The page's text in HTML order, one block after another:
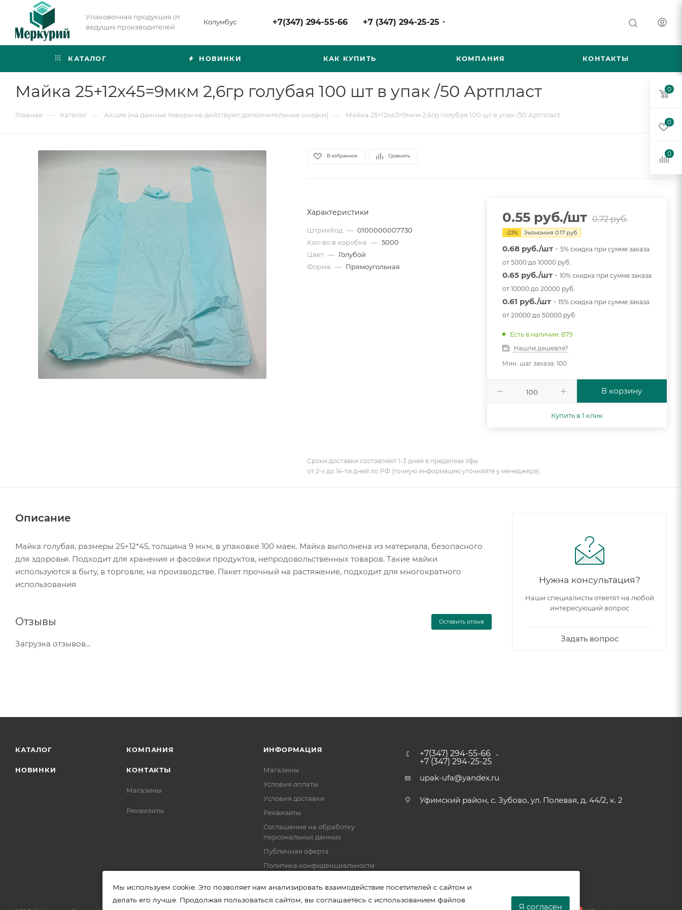
Упаковочная продукция от
ведущих производителей
Колумбус +7(347) 294-55-66 +7 (347) 294-25-25
КАТАЛОГ НОВИНКИ КАК КУПИТЬ КОМПАНИЯ КОНТАКТЫ
Майка 25+12х45=9мкм 2,6гр голубая 100 шт в упак /50 Артпласт
Главная — Каталог — Акция (на данные товары не действуют дополнительные скидки) — Майка 25+12х45=9мкм 2,6гр голубая 100 шт в упак /50 Артпласт
В избранное Сравнить
Характеристики
ШтрихКод — 0100000007730
Кол-во в коробке — 5000
Цвет — Голубой
Форма — Прямоугольная
0.55руб./шт 0.72руб.
-23% Экономия 0.17руб.
0.68 руб./шт- 5% скидка при сумме заказа
от 5000 до 10000 руб.
0.65 руб./шт- 10% скидка при сумме заказа
от 10000 до 20000 руб.
0.61 руб./шт- 15% скидка при сумме заказа
от 20000 до 50000 руб.
Есть в наличии: 879
Нашли дешевле?
Мин. шаг заказа: 100
В корзину
Купить в 1 клик
Сроки доставки составляют 1-3 дней в пределеах Уфы
от 2-х до 14-ти дней по РФ (точную информацию уточняйте у менеджера).
Описание
Майка голубая, размеры 25+12*45, толщина 9 мкм, в упаковке 100 маек. Майка выполнена из материала, безопасного
для здоровья. Подходит для хранения и фасовки продуктов, непродовольственных товаров. Такие майки
используются в быту, в торговле, на производстве. Пакет прочный на растяжение, подходит для многократного
использования
Отзывы Оставить отзыв
Загрузка отзывов...
Нужна консультация?
Наши специалисты ответят на любой
интересующий вопрос
Задать вопрос
КАТАЛОГ
НОВИНКИ
КОМПАНИЯ
КОНТАКТЫ
Магазины
Реквизиты
ИНФОРМАЦИЯ
Магазины
Условия оплаты
Условия доставки
Реквизиты
Соглашение на обработку
персональных данных
Публичная оферта
Политика конфиденциальности
+7(347) 294-55-66
+7 (347) 294-25-25
upak-ufa@yandex.ru
Уфимский район, с. Зубово, ул. Полевая, д. 44/2, к. 2
0
0
0
Мы используем cookie. Это позволяет нам анализировать взаимодействие посетителей с сайтом и
делать его лучше. Продолжая пользоваться сайтом, вы соглашаетесь с использованием файлов
Я согласен